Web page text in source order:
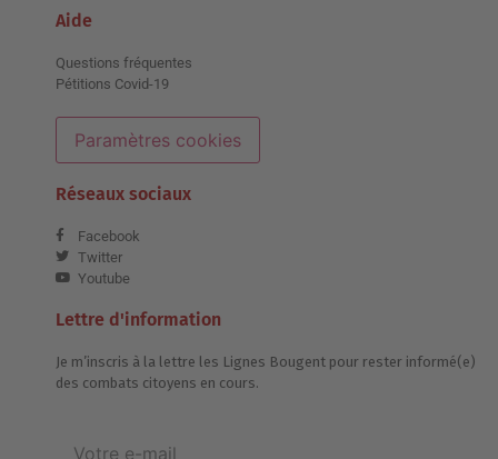
Aide
Questions fréquentes
Pétitions Covid-19
Paramètres cookies
Réseaux sociaux
Facebook
Twitter
Youtube
Lettre d'information
Je m’inscris à la lettre les Lignes Bougent pour rester informé(e)
des combats citoyens en cours.